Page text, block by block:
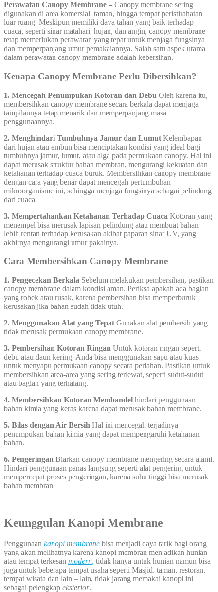
Perawatan Canopy Membrane – Canopy membrane sering
digunakan di area komersial, taman, hingga tempat peristirahatan
luar ruang. Meskipun memiliki daya tahan yang baik terhadap
cuaca, seperti sinar matahari, hujan, dan angin, canopy membrane
tetap memerlukan perawatan yang tepat untuk menjaga fungsinya
dan memperpanjang umur pemakaiannya. Salah satu aspek utama
dalam perawatan canopy membrane adalah kebersihan.
Kenapa Canopy Membrane Perlu Dibersihkan?
1. Mencegah Penumpukan Kotoran dan Debu Oleh karena itu,
membersihkan canopy membrane secara berkala dapat menjaga
tampilannya tetap menarik dan memperpanjang masa
penggunaannya.
2. Menghindari Tumbuhnya Jamur dan Lumut Kelembapan
dari hujan atau embun bisa menciptakan kondisi yang ideal bagi
tumbuhnya jamur, lumut, atau alga pada permukaan canopy. Hal ini
dapat merusak struktur bahan membran, mengurangi kekuatan dan
ketahanan terhadap cuaca buruk. Membersihkan canopy membrane
dengan cara yang benar dapat mencegah pertumbuhan
mikroorganisme ini, sehingga menjaga fungsinya sebagai pelindung
dari cuaca.
3. Mempertahankan Ketahanan Terhadap Cuaca Kotoran yang
menempel bisa merusak lapisan pelindung atau membuat bahan
lebih rentan terhadap kerusakan akibat paparan sinar UV, yang
akhirnya mengurangi umur pakainya.
Cara Membersihkan Canopy Membrane
1. Pengecekan Berkala Sebelum melakukan pembersihan, pastikan
canopy membrane dalam kondisi aman. Periksa apakah ada bagian
yang robek atau rusak, karena pembersihan bisa memperburuk
kerusakan jika bahan sudah tidak utuh.
2. Menggunakan Alat yang Tepat Gunakan alat pembersih yang
tidak merusak permukaan canopy membrane.
3. Pembersihan Kotoran Ringan Untuk kotoran ringan seperti
debu atau daun kering, Anda bisa menggunakan sapu atau kuas
untuk menyapu permukaan canopy secara perlahan. Pastikan untuk
membersihkan area-area yang sering terlewat, seperti sudut-sudut
atau bagian yang terhalang.
4. Membersihkan Kotoran Membandel hindari penggunaan
bahan kimia yang keras karena dapat merusak bahan membrane.
5. Bilas dengan Air Bersih Hal ini mencegah terjadinya
penumpukan bahan kimia yang dapat mempengaruhi ketahanan
bahan.
6. Pengeringan Biarkan canopy membrane mengering secara alami.
Hindari penggunaan panas langsung seperti alat pengering untuk
mempercepat proses pengeringan, karena suhu tinggi bisa merusak
bahan membran.
Keunggulan Kanopi Membrane
Penggunaan kanopi membrane bisa menjadi daya tarik bagi orang
yang akan melihatnya karena kanopi membran menjadikan hunian
atau tempat terkesan modern, tidak hanya untuk hunian namun bisa
juga untuk beberapa tempat usaha seperti Masjid, taman, restoran,
tempat wisata dan lain – lain, tidak jarang memakai kanopi ini
sebagai pelengkap eksterior.